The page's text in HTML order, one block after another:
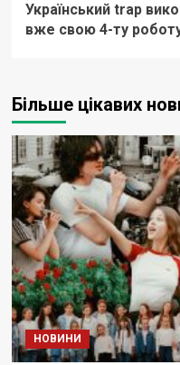
Український trap
вже свою 4-ту роботу
Більше цікавих
НОВИНИ